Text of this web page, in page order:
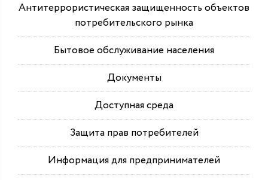
Антитеррористическая защищенность объектов
потребительского рынка
Бытовое обслуживание населения
Документы
Доступная среда
Защита прав потребителей
Информация для предпринимателей